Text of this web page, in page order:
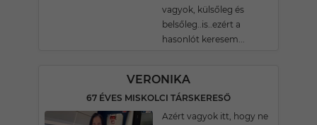
vagyok, külsőleg és
belsőleg..is..ezért a
hasonlót keresem...
VERONIKA
67 ÉVES MISKOLCI TÁRSKERESŐ
Azért vagyok itt, hogy ne